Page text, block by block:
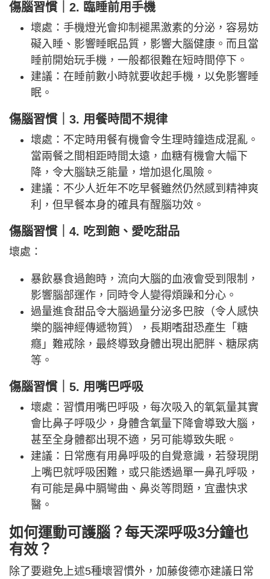
傷腦習慣｜2. 臨睡前用手機
壞處：手機燈光會抑制褪黑激素的分泌，容易妨
礙入睡、影響睡眠品質，影響大腦健康。而且當
睡前開始玩手機，一般都很難在短時間停下。
建議：在睡前數小時就要收起手機，以免影響睡
眠。
傷腦習慣｜3. 用餐時間不規律
壞處：不定時用餐有機會令生理時鐘造成混亂。
當兩餐之間相距時間太遠，血糖有機會大幅下
降，令大腦缺乏能量，增加退化風險。
建議：不少人近年不吃早餐雖然仍然感到精神爽
利，但早餐本身的確具有醒腦功效。
傷腦習慣｜4. 吃到飽、愛吃甜品
壞處：
暴飲暴食過飽時，流向大腦的血液會受到限制，
影響腦部運作，同時令人變得煩躁和分心。
過量進食甜品令大腦過量分泌多巴胺（令人感快
樂的腦神經傳遞物質），長期嗜甜恐產生「糖
癮」難戒除，最終導致身體出現出肥胖、糖尿病
等。
傷腦習慣｜5. 用嘴巴呼吸
壞處：習慣用嘴巴呼吸，每次吸入的氧氣量其實
會比鼻子呼吸少，身體含氧量下降會導致大腦，
甚至全身體都出現不適，另可能導致失眠。
建議：日常應有用鼻呼吸的自覺意識，若發現閉
上嘴巴就呼吸困難，或只能透過單一鼻孔呼吸，
有可能是鼻中膈彎曲、鼻炎等問題，宜盡快求
醫。
如何運動可護腦？每天深呼吸3分鐘也
有效？
除了要避免上述5種壞習慣外，加藤俊德亦建議日常